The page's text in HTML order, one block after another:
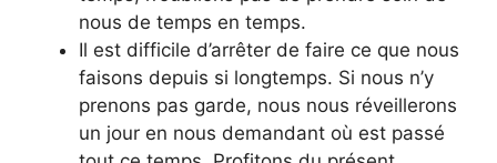
nous de temps en temps.
Il est difficile d’arrêter de faire ce que nous
faisons depuis si longtemps. Si nous n’y
prenons pas garde, nous nous réveillerons
un jour en nous demandant où est passé